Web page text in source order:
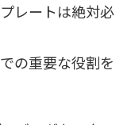
レートは絶対必
の重要な役割を